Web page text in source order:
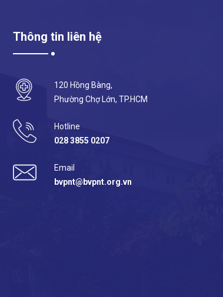
Thông tin liên hệ
120 Hồng Bàng,
Phường Chợ Lớn, TP.HCM
Hotline
028 3855 0207
Email
bvpnt@bvpnt.org.vn